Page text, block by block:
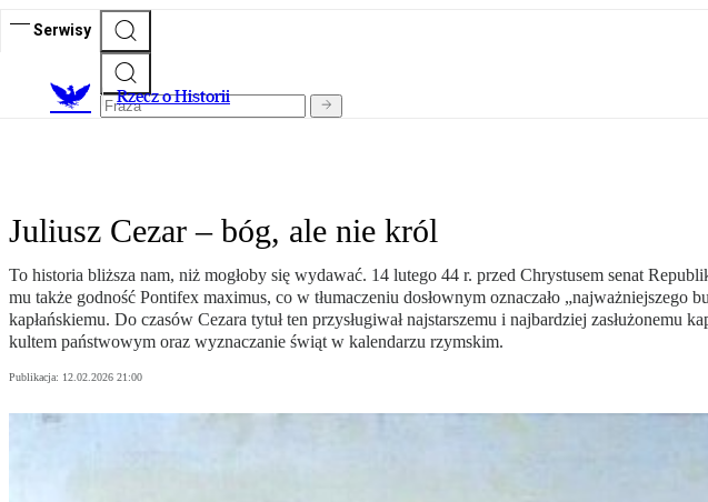
Serwisy
Rzecz o Historii
Juliusz Cezar – bóg, ale nie król
To historia bliższa nam, niż mogłoby się wydawać. 14 lutego 44 r. przed Chrystusem senat
mu także godność Pontifex maximus, co w tłumaczeniu dosłownym oznaczało
kapłańskiemu. Do czasów Cezara tytuł ten przysługiwał najstarszemu i najbardziej
kultem państwowym oraz wyznaczanie świąt w kalendarzu rzymskim.
Publikacja: 12.02.2026 21:00